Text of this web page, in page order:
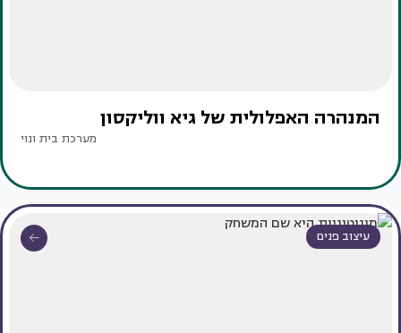
המנהרה האפלולית של גיא ווליקסון
מערכת בית ונוי
עיצוב פנים